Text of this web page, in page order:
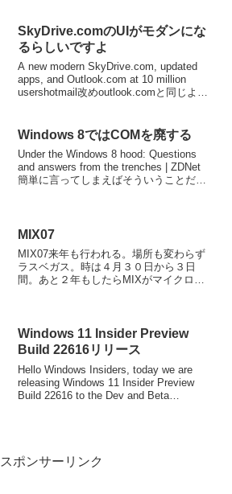
CodePlexから...
SkyDrive.comのUIがモダンにな
るらしいですよ
A new modern SkyDrive.com, updated
apps, and Outlook.com at 10 million
usershotmail改めoutlook.comと同じよう
Windows 8ではCOMを廃する
Under the Windows 8 hood: Questions
and answers from the trenches | ZDNet
簡単に言ってしまえばそういうことだ。
MIX07
MIX07来年も行われる。場所も変わらず
ラスベガス。時は４月３０日から３日
間。あと２年もしたらMIXがマイクロソ
れないのだ。ブ...
Windows 11 Insider Preview
Build 22616リリース
Hello Windows Insiders, today we are
releasing Windows 11 Insider Preview
Build 22616 to the Dev and Beta
スポンサーリンク